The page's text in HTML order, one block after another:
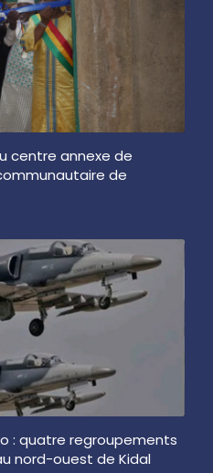
centre annexe de
de
: quatre regroupements
nord-ouest de Kidal